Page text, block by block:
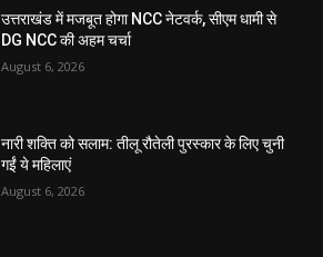
उत्तराखंड में मजबूत होगा NCC नेटवर्क, सीएम धामी से
DG NCC की अहम चर्चा
August 6, 2026
नारी शक्ति को सलाम: तीलू रौतेली पुरस्कार के लिए चुनी
गईं ये महिलाएं
August 6, 2026